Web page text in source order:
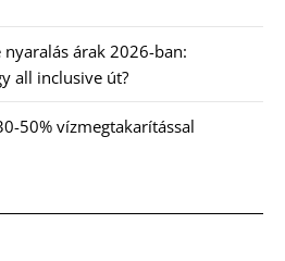
árak 2026-ban:
all inclusive út?
50% vízmegtakarítással